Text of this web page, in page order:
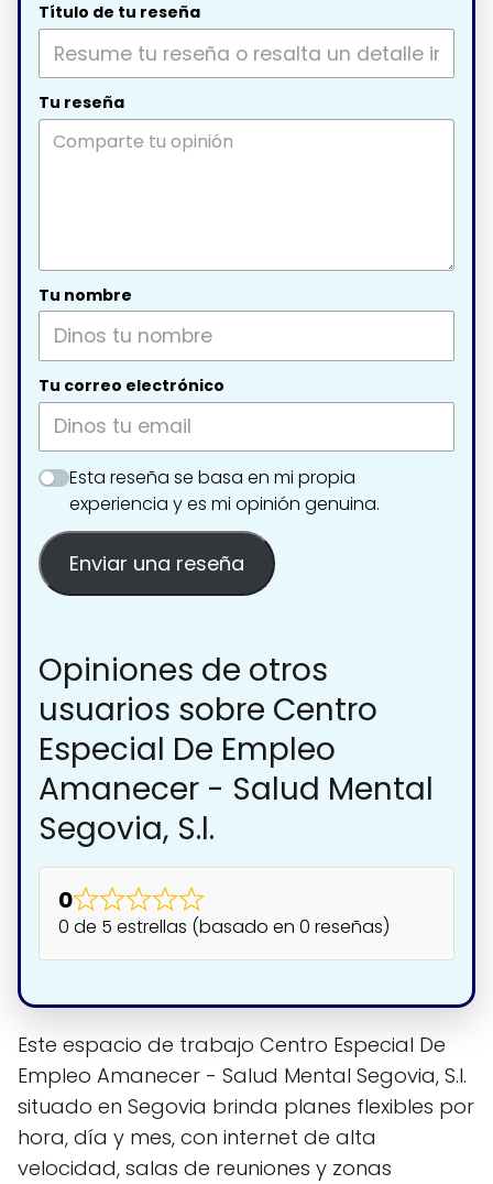
Título de tu reseña
Tu reseña
Tu nombre
Tu correo electrónico
Esta reseña se basa en mi propia
experiencia y es mi opinión genuina.
Enviar una reseña
Opiniones de otros
usuarios sobre Centro
Especial De Empleo
Amanecer - Salud Mental
Segovia, S.l.
0
0 de 5 estrellas (basado en 0 reseñas)
Este espacio de trabajo Centro Especial De
Empleo Amanecer - Salud Mental Segovia, S.l.
situado en Segovia brinda planes flexibles por
hora, día y mes, con internet de alta
velocidad, salas de reuniones y zonas